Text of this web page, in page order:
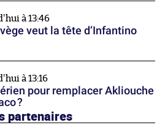
à 13:46
veut la tête d’Infantino
à 13:16
pour remplacer Akliouche
?
partenaires